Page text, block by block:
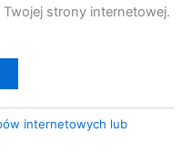
strony internetowej.
internetowych lub